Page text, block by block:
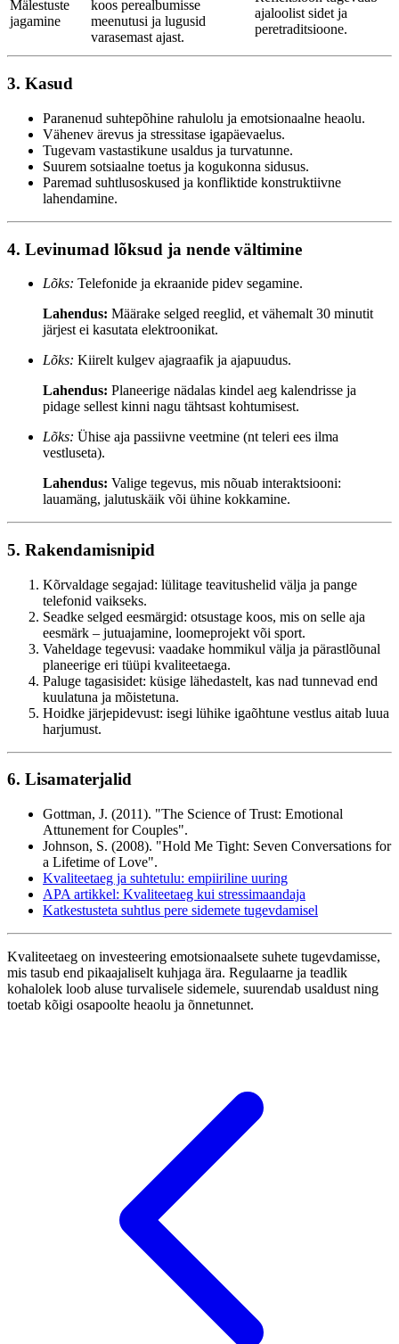
Mälestuste
jagamine
koos perealbumisse
meenutusi ja lugusid
varasemast ajast.
ajaloolist sidet ja
peretraditsioone.
3. Kasud
Paranenud suhtepõhine rahulolu ja emotsionaalne heaolu.
Vähenev ärevus ja stressitase igapäevaelus.
Tugevam vastastikune usaldus ja turvatunne.
Suurem sotsiaalne toetus ja kogukonna sidusus.
Paremad suhtlusoskused ja konfliktide konstruktiivne
lahendamine.
4. Levinumad lõksud ja nende vältimine
Lõks: Telefonide ja ekraanide pidev segamine.
Lahendus: Määrake selged reeglid, et vähemalt 30 minutit
järjest ei kasutata elektroonikat.
Lõks: Kiirelt kulgev ajagraafik ja ajapuudus.
Lahendus: Planeerige nädalas kindel aeg kalendrisse ja
pidage sellest kinni nagu tähtsast kohtumisest.
Lõks: Ühise aja passiivne veetmine (nt teleri ees ilma
vestluseta).
Lahendus: Valige tegevus, mis nõuab interaktsiooni:
lauamäng, jalutuskäik või ühine kokkamine.
5. Rakendamisnipid
Kõrvaldage segajad: lülitage teavitushelid välja ja pange
telefonid vaikseks.
Seadke selged eesmärgid: otsustage koos, mis on selle aja
eesmärk – jutuajamine, loomeprojekt või sport.
Vaheldage tegevusi: vaadake hommikul välja ja pärastlõunal
planeerige eri tüüpi kvaliteetaega.
Paluge tagasisidet: küsige lähedastelt, kas nad tunnevad end
kuulatuna ja mõistetuna.
Hoidke järjepidevust: isegi lühike igaõhtune vestlus aitab luua
harjumust.
6. Lisamaterjalid
Gottman, J. (2011). "The Science of Trust: Emotional
Attunement for Couples".
Johnson, S. (2008). "Hold Me Tight: Seven Conversations for
a Lifetime of Love".
Kvaliteetaeg ja suhtetulu: empiiriline uuring
APA artikkel: Kvaliteetaeg kui stressimaandaja
Katkestusteta suhtlus pere sidemete tugevdamisel
Kvaliteetaeg on investeering emotsionaalsete suhete tugevdamisse,
mis tasub end pikaajaliselt kuhjaga ära. Regulaarne ja teadlik
kohalolek loob aluse turvalisele sidemele, suurendab usaldust ning
toetab kõigi osapoolte heaolu ja õnnetunnet.